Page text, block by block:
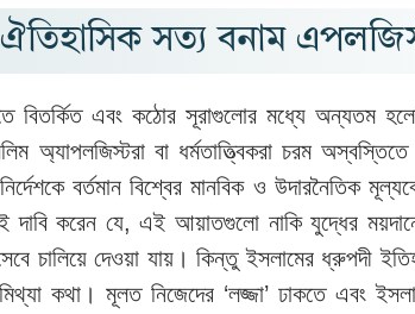
সত্য বনাম
বিতর্কিত এবং কঠোর সূরাগুলোর মধ্যে অন্যতম
অ্যাপলজিস্টরা বা ধর্মতাত্ত্বিকরা চরম
বর্তমান বিশ্বের মানবিক ও উদারনৈতিক
দাবি করেন যে, এই আয়াতগুলো নাকি যুদ্ধের
চালিয়ে দেওয়া যায়। কিন্তু ইসলামের ধ্রুপদী
কথা। মূলত নিজেদের ‘লজ্জা’ ঢাকতে এবং